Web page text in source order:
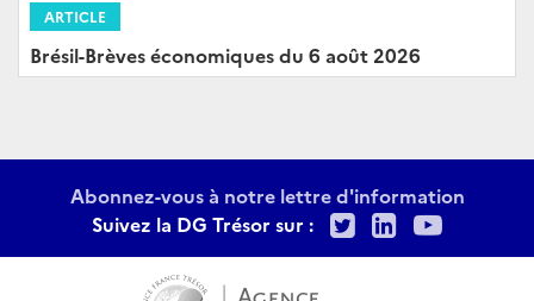
ARTICLE
Brésil-Brèves économiques du 6 août 2026
Abonnez-vous à notre lettre d'information
Suivez la DG Trésor sur :
TwitterLinkedIn